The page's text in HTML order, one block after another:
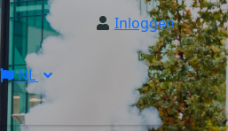
Inloggen
NL